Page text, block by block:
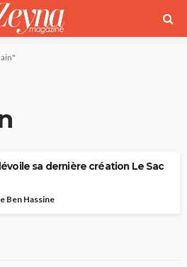
sa dernière création Le Sac
Ben Hassine